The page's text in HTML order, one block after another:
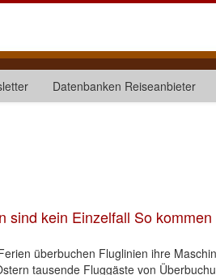
Datenbanken Reiseanbieter
sind kein Einzelfall So
überbuchen Fluglinien ihre
tausende Fluggäste von